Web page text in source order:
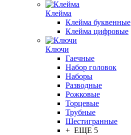
Клейма
Клейма буквенные
Клейма цифровые
Ключи
Гаечные
Набор головок
Наборы
Разводные
Рожковые
Торцевые
Трубные
Шестигранные
+ ЕЩЕ 5